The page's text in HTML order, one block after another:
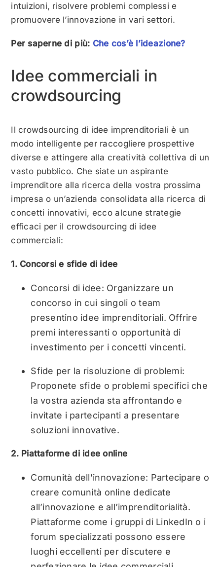
intuizioni, risolvere problemi complessi e
promuovere l’innovazione in vari settori.
Per saperne di più: Che cos’è l’ideazione?
Idee commerciali in
crowdsourcing
Il crowdsourcing di idee imprenditoriali è un
modo intelligente per raccogliere prospettive
diverse e attingere alla creatività collettiva di un
vasto pubblico. Che siate un aspirante
imprenditore alla ricerca della vostra prossima
impresa o un’azienda consolidata alla ricerca di
concetti innovativi, ecco alcune strategie
efficaci per il crowdsourcing di idee
commerciali:
1. Concorsi e sfide di idee
Concorsi di idee: Organizzare un
concorso in cui singoli o team
presentino idee imprenditoriali. Offrire
premi interessanti o opportunità di
investimento per i concetti vincenti.
Sfide per la risoluzione di problemi:
Proponete sfide o problemi specifici che
la vostra azienda sta affrontando e
invitate i partecipanti a presentare
soluzioni innovative.
2. Piattaforme di idee online
Comunità dell’innovazione: Partecipare o
creare comunità online dedicate
all’innovazione e all’imprenditorialità.
Piattaforme come i gruppi di LinkedIn o i
forum specializzati possono essere
luoghi eccellenti per discutere e